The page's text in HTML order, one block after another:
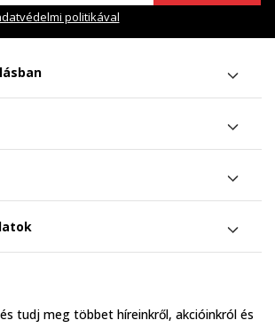
politikával
tudj meg többet híreinkről, akcióinkról és